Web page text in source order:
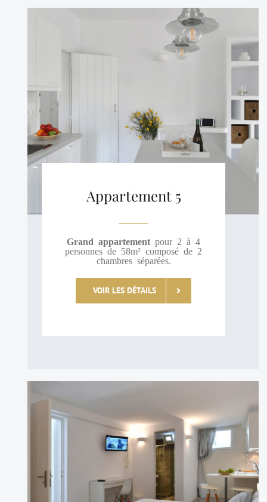
Appartement 5
Grand appartement pour 2 à 4
personnes de 58m² composé de 2
chambres séparées.
VOIR LES DÉTAILS